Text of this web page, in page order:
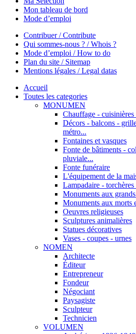
Mon tableau de bord
Mode d’emploi
Contribuer / Contribute
Qui sommes-nous ? / Whois ?
Mode d’emploi / How to do
Plan du site / Sitemap
Mentions légales / Legal datas
Accueil
Toutes les categories
MONUMEN
Chauffage - cuisinières
Décors - balcons -
métro...
Fontaines et vasques
Fonte de bâtiments -
pluviale...
Fonte funéraire
L'équipement de la
Lampadaire - torchères
Monuments aux
Monuments aux morts
Oeuvres religieuses
Sculptures animalières
Statues décoratives
Vases - coupes - urnes
NOMEN
Architecte
Éditeur
Entrepreneur
Fondeur
Négociant
Paysagiste
Sculpteur
Technicien
VOLUMEN